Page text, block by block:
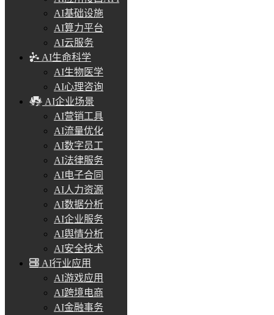
AI基础设施
AI算力平台
AI云服务
AI生命科学
AI生物医学
AI心理咨询
AI企业场景
AI营销工具
AI流量优化
AI数字员工
AI法律服务
AI电子合同
AI人力资源
AI数据分析
AI企业服务
AI舆情分析
AI安全技术
AI行业应用
AI游戏应用
AI跨境电商
AI金融事务